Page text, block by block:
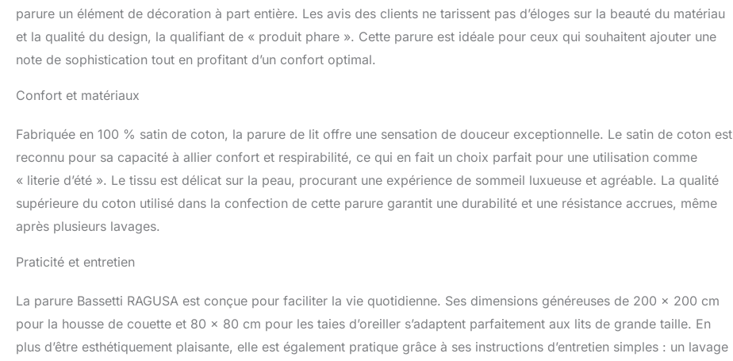
parure un élément de décoration à part entière. Les avis des clients ne tarissent pas d’éloges sur la beauté du matériau
et la qualité du design, la qualifiant de « produit phare ». Cette parure est idéale pour ceux qui souhaitent ajouter une
note de sophistication tout en profitant d’un confort optimal.
Confort et matériaux
Fabriquée en 100 % satin de coton, la parure de lit offre une sensation de douceur exceptionnelle. Le satin de coton est
reconnu pour sa capacité à allier confort et respirabilité, ce qui en fait un choix parfait pour une utilisation comme
« literie d’été ». Le tissu est délicat sur la peau, procurant une expérience de sommeil luxueuse et agréable. La qualité
supérieure du coton utilisé dans la confection de cette parure garantit une durabilité et une résistance accrues, même
après plusieurs lavages.
Praticité et entretien
La parure Bassetti RAGUSA est conçue pour faciliter la vie quotidienne. Ses dimensions généreuses de 200 x 200 cm
pour la housse de couette et 80 x 80 cm pour les taies d’oreiller s’adaptent parfaitement aux lits de grande taille. En
plus d’être esthétiquement plaisante, elle est également pratique grâce à ses instructions d’entretien simples : un lavage